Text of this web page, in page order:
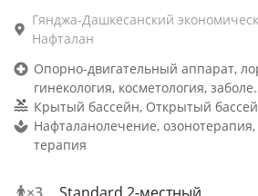
Гянджа-Дашкесанский
Нафталан
Опорно-двигательный аппарат,
гинекология, косметология, заболе
Крытый бассейн, Открытый
Нафталанолечение,
терапия